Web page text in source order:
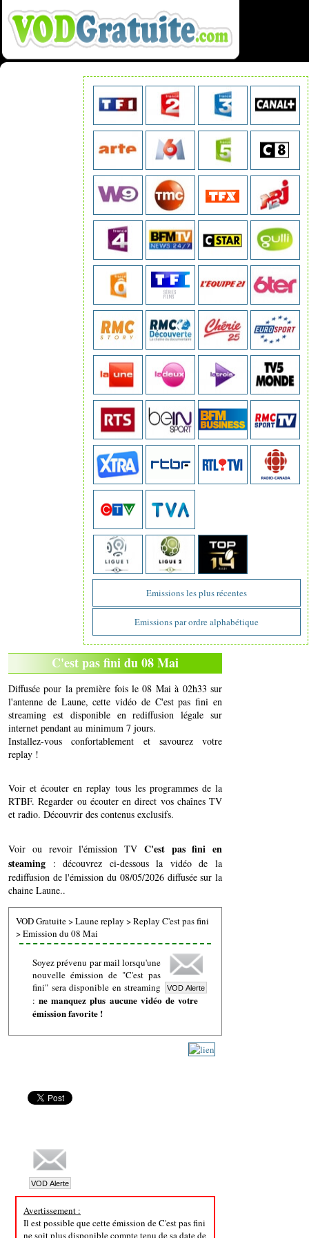
Emissions les plus récentes
Emissions par ordre alphabétique
C'est pas fini du 08 Mai
Diffusée pour la première fois le 08 Mai à 02h33 sur
l'antenne de Laune, cette vidéo de C'est pas fini en
streaming est disponible en rediffusion légale sur
internet pendant au minimum 7 jours.
Installez-vous confortablement et savourez votre
replay !
Voir et écouter en replay tous les programmes de la
RTBF. Regarder ou écouter en direct vos chaînes TV
et radio. Découvrir des contenus exclusifs.
Voir ou revoir l'émission TV C'est pas fini en
steaming : découvrez ci-dessous la vidéo de la
rediffusion de l'émission du 08/05/2026 diffusée sur la
chaine Laune..
VOD Gratuite>Laune replay >Replay C'est pas fini
>Emission du 08 Mai
Soyez prévenu par mail lorsqu'une
nouvelle émission de "C'est pas
fini" sera disponible en streaming
:ne manquez plus aucune vidéo de votre
émission favorite !
Avertissement :
Il est possible que cette émission de C'est pas fini
ne soit plus disponible compte tenu de sa date de